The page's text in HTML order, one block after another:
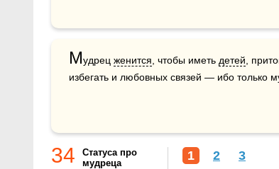
Мудрец женится , чтобы иметь детей ,
избегать и любовных связей — ибо только
34
Статуса про
мудреца
1 2 3